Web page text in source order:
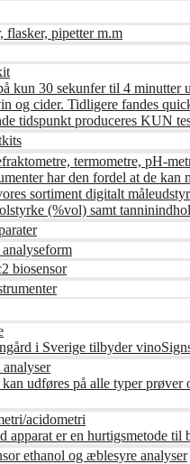
flasker, pipetter m.m
kun 30 sekunfer til 4
og cider. Tidligere fandes
tidspunkt produceres KUN
termometre, pH-
har den fordel at de
sortiment digitalt
(%vol) samt
biosensor
i Sverige tilbyder
kan udføres på alle typer
acidometri
apparat er en hurtigsmetode
ethanol og æblesyre analyser